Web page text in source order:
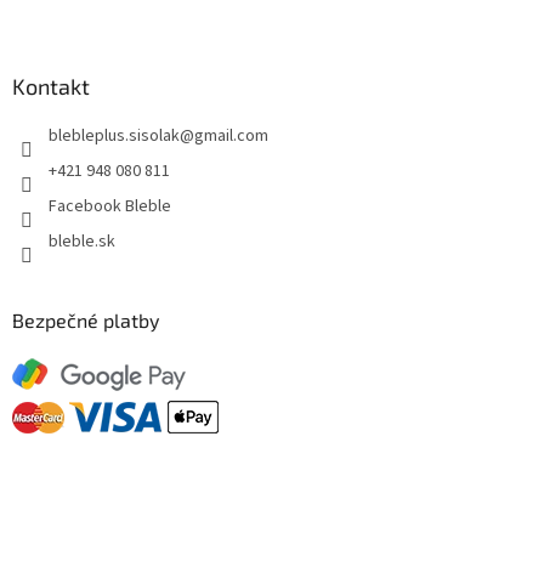
Kontakt
blebleplus.sisolak@gmail.com
+421 948 080 811
Facebook Bleble
bleble.sk
Bezpečné platby